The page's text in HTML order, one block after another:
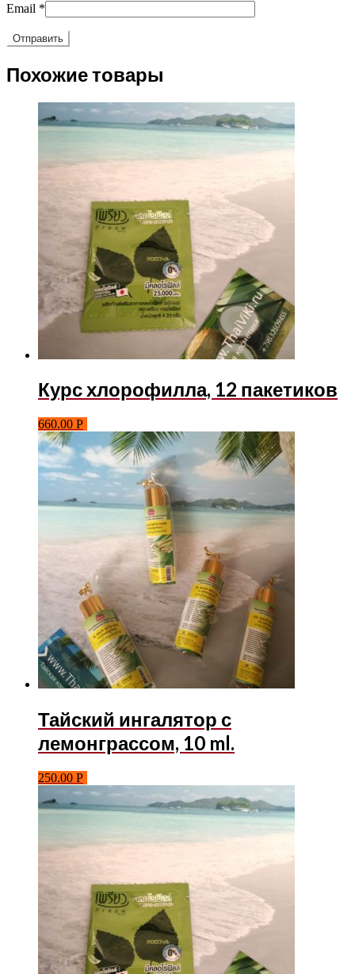
Email *
Похожие товары
Курс хлорофилла, 12 пакетиков
660.00 Р
Тайский ингалятор с
лемонграссом, 10 ml.
250.00 Р